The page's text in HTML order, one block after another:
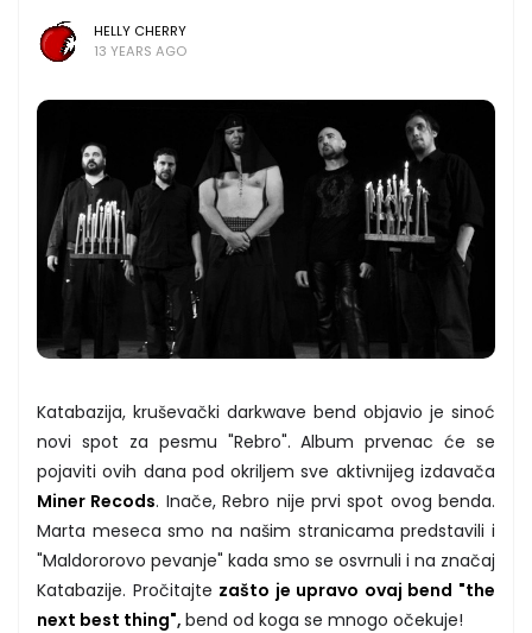
HELLY CHERRY
13 YEARS AGO
Katabazija, kruševački darkwave bend objavio je sinoć
novi spot za pesmu "Rebro". Album prvenac će se
pojaviti ovih dana pod okriljem sve aktivnijeg izdavača
Miner Recods. Inače, Rebro nije prvi spot ovog benda.
Marta meseca smo na našim stranicama predstavili i
"Maldororovo pevanje" kada smo se osvrnuli i na značaj
Katabazije. Pročitajte zašto je upravo ovaj bend "the
next best thing", bend od koga se mnogo očekuje!